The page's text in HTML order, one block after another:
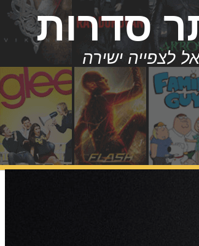
בישראל לצפייה ישירה